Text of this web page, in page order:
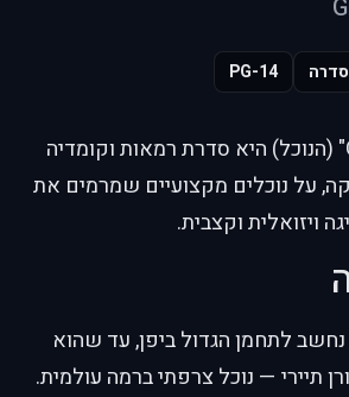
סדרה PG-14
"Great Pretender" (הנוכל) היא סדרת רמאות וקומדיה
על נוכלים מקצועיים שמרמים את
ויזואלית וקצבית.
לתחמן הגדול ביפן, עד שהוא
תיירי — נוכל צרפתי ברמה עולמית.